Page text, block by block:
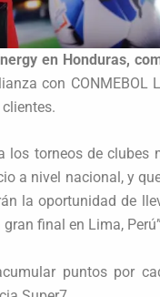
en Honduras,
con CONMEBOL
los torneos de clubes
a nivel nacional, y
la oportunidad de
final en Lima,
puntos por